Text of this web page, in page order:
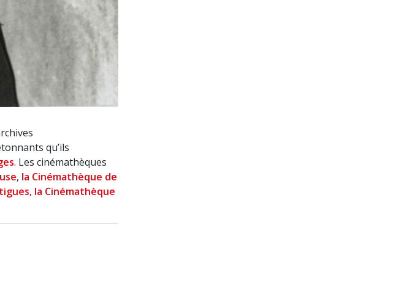
qu’ils
. Les cinémathèques
, la Cinémathèque de
, la Cinémathèque